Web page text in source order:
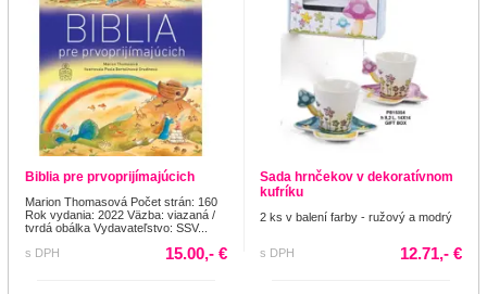
Biblia pre prvoprijímajúcich
Marion Thomasová Počet strán: 160
Rok vydania: 2022 Väzba: viazaná /
tvrdá obálka Vydavateľstvo: SSV...
s DPH
15.00,- €
Sada hrnčekov v dekoratívnom
kufríku
2 ks v balení farby - ružový a modrý
s DPH 12.71,- €